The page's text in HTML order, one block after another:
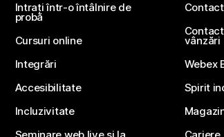
Intrați într-o întâlnire de
probă
Cursuri online
Integrări
Accesibilitate
Incluzivitate
vânzări
Webex
Spirit